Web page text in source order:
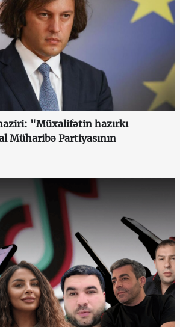
"Müxalifətin hazırkı
Müharibə Partiyasının